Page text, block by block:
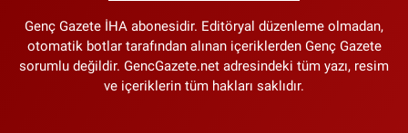
Genç Gazete İHA abonesidir. Editöryal düzenleme olmadan,
otomatik botlar tarafından alınan içeriklerden Genç Gazete
sorumlu değildir. GencGazete.net adresindeki tüm yazı, resim
ve içeriklerin tüm hakları saklıdır.